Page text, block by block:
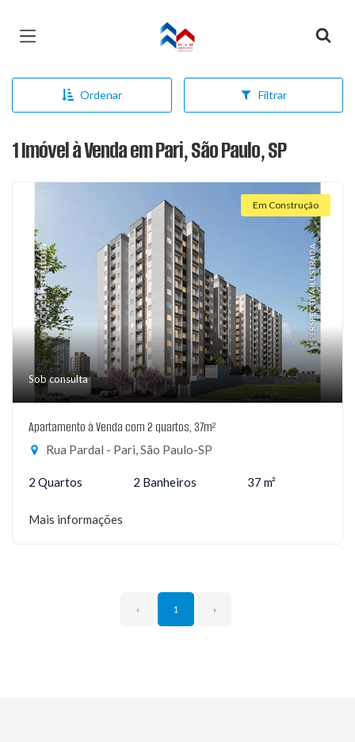
Página inicial
Ordenar Filtrar
1 Imóvel à Venda em Pari, São Paulo, SP
Em Construção
Sob consulta
Apartamento à Venda com 2 quartos, 37m²
Rua Pardal - Pari, São Paulo-SP
2 Quartos 2 Banheiros 37 m²
Mais informações
‹ 1 ›